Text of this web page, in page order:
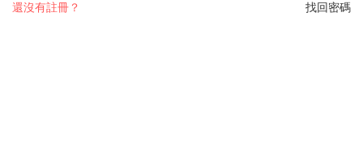
找回密碼
還沒有註冊？